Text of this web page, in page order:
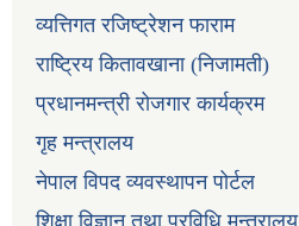
व्यत्तिगत रजिष्ट्रेशन फाराम
राष्ट्रिय कितावखाना (निजामती)
प्रधानमन्त्री रोजगार कार्यक्रम
गृह मन्त्रालय
नेपाल विपद व्यवस्थापन पोर्टल